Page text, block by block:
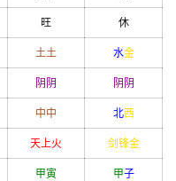
旺 休
土土 水金
阴 阴 阴 阴
中中 北西
天上火 剑锋金
甲寅 甲子